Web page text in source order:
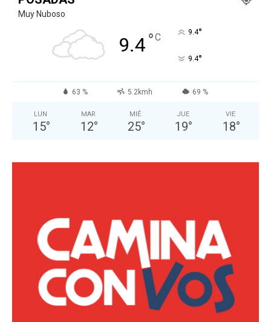
Muy Nuboso
9.4°C 9.4°
9.4°
63 % 5.2kmh 69 %
LUN
15°
MAR
12°
MIÉ
25°
JUE
19°
VIE
18°